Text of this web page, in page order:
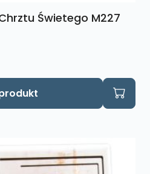
Świetego M227